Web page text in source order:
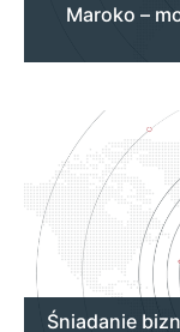
Maroko –
Śniadanie